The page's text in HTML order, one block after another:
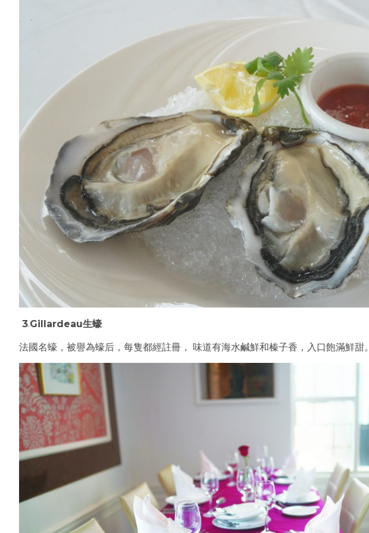
3.Gillardeau生蠔
法國名蠔，被譽為蠔后，每隻都經註冊， 味道有海水鹹鮮和榛子香，入口飽滿鮮甜。